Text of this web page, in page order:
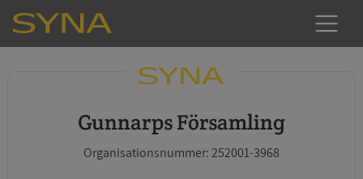
Gunnarps Församling
Organisationsnummer: 252001-3968